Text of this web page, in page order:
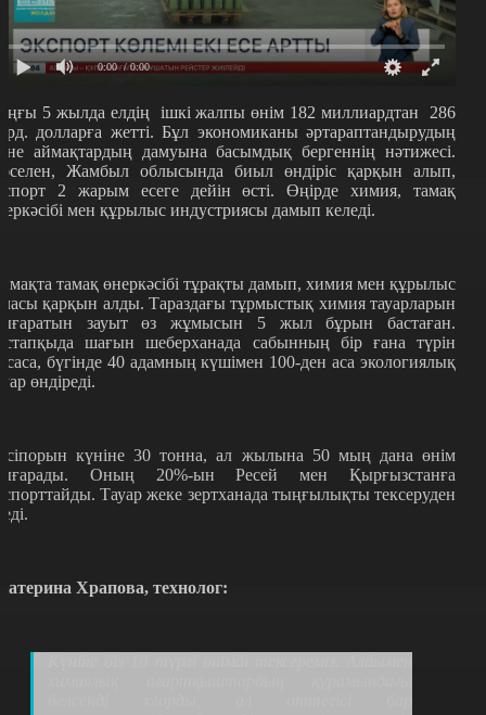
0:00 / 0:00
оңғы 5 жылда елдің ішкі жалпы өнім 182 миллиардтан
286
долларға жетті. Бұл экономиканыәртараптандырудың
аймақтардың дамуына басымдық бергеннің нәтижесі.
Жамбыл облысында биыл өндіріс қарқын алып,
2 жарым есеге дейін өсті. Өңірде химия, тамақ
мен құрылыс индустриясы дамып келеді.
тамақ өнеркәсібі тұрақты дамып, химия мен құрылыс
қарқын алды. Тараздағы тұрмыстық химия тауарларын
зауыт өз жұмысын 5 жыл бұрын бастаған.
шағын шеберханада сабынның бір ғана түрін
бүгінде 40 адамның күшімен 100-ден аса экологиялық
өндіреді.
күніне 30 тонна, ал жылына 50 мың дана өнім
Оның 20%-ын Ресей мен Қырғызстанға
Тауар жеке зертханада тыңғылықты тексеруден
Храпова, технолог: